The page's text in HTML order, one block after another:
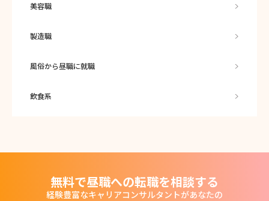
美容職
製造職
風俗から昼職に就職
飲食系
無料で昼職への転職を相談する
経験豊富なキャリアコンサルタントがあなたの